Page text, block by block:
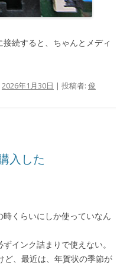
続すると、ちゃんとメディ
2026年1月30日 | 投稿者: 俊
入した
くらいにしか使っていなん
インク詰まりで使えない。
ど、最近は、年賀状の季節が